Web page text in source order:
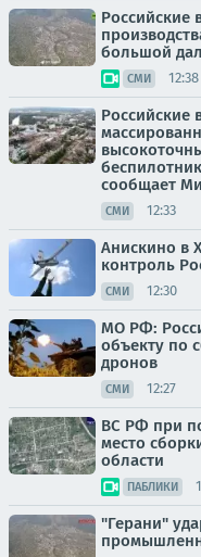
Российские
большой
СМИ 12:38
Российские
сообщает
СМИ 12:33
Анискино в
контроль
СМИ 12:30
МО РФ:
объекту по
дронов
СМИ 12:27
ВС РФ при
место
области
ПАБЛИКИ
"Герани"